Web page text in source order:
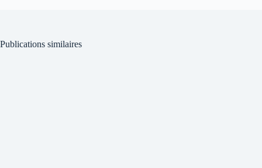
Publications similaires